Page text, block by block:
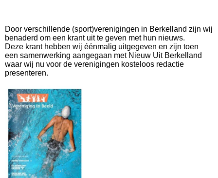
Door verschillende (sport)verenigingen in Berkelland zijn wij
benaderd om een krant uit te geven met hun nieuws.
Deze krant hebben wij éénmalig uitgegeven en zijn toen
een samenwerking aangegaan met Nieuw Uit Berkelland
waar wij nu voor de verenigingen kosteloos redactie
presenteren.